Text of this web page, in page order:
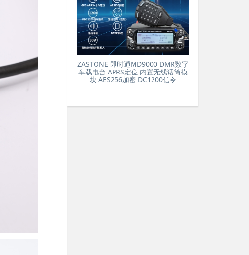
ZASTONE 即时通MD9000 DMR数字
车载电台 APRS定位 内置无线话筒模
块 AES256加密 DC1200信令